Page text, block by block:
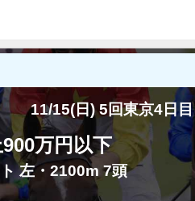
11/15(日) 5回東京4日目
万円以下
左・2100m 7頭